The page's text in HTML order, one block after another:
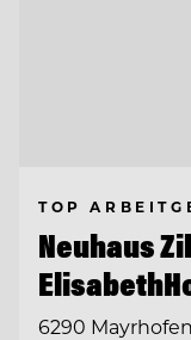
TOP
Neuhaus
6290